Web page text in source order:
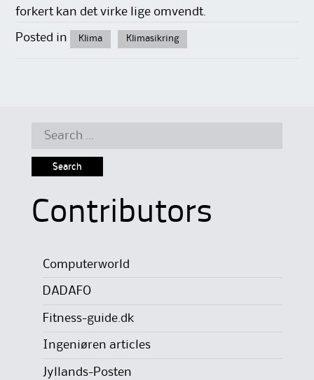
forkert kan det virke lige omvendt.
Posted in Klima Klimasikring
Search
Contributors
Computerworld
DADAFO
Fitness-guide.dk
Ingeniøren articles
Jyllands-Posten